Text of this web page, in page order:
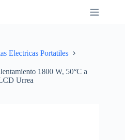
Electricas Portatiles
1800 W, 50°C a
Urrea